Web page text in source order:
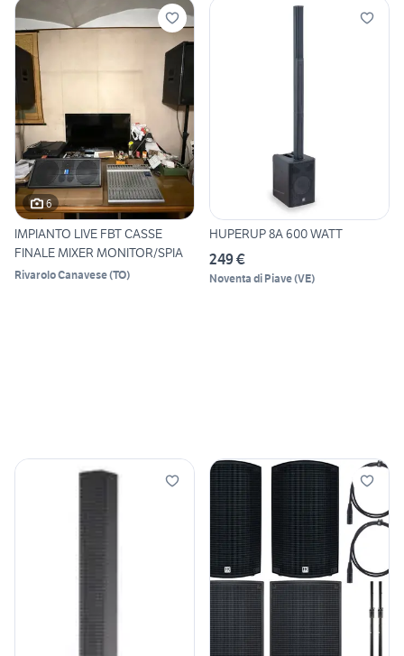
6
IMPIANTO LIVE FBT CASSE
FINALE MIXER MONITOR/SPIA
Rivarolo Canavese(TO)
HUPERUP 8A 600 WATT
249 €
Noventa di Piave(VE)